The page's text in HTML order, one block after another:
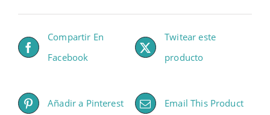
Compartir En
Facebook
Twitear este
producto
Añadir a Pinterest Email This Product